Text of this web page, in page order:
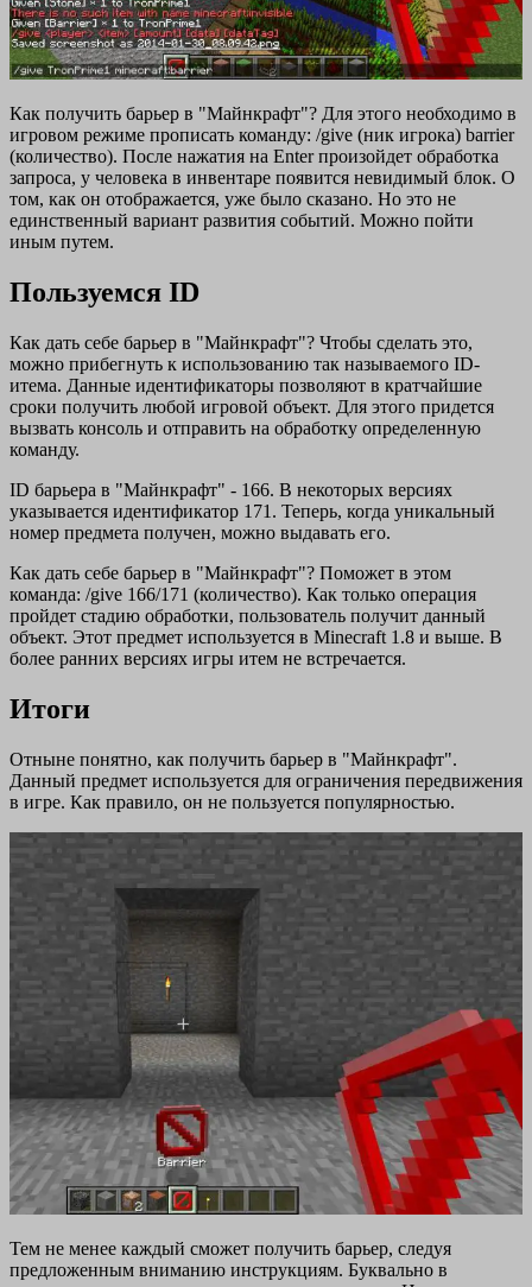
Как получить барьер в "Майнкрафт"? Для этого необходимо в
игровом режиме прописать команду: /give (ник игрока) barrier
(количество). После нажатия на Enter произойдет обработка
запроса, у человека в инвентаре появится невидимый блок. О
том, как он отображается, уже было сказано. Но это не
единственный вариант развития событий. Можно пойти
иным путем.
Пользуемся ID
Как дать себе барьер в "Майнкрафт"? Чтобы сделать это,
можно прибегнуть к использованию так называемого ID-
итема. Данные идентификаторы позволяют в кратчайшие
сроки получить любой игровой объект. Для этого придется
вызвать консоль и отправить на обработку определенную
команду.
ID барьера в "Майнкрафт" - 166. В некоторых версиях
указывается идентификатор 171. Теперь, когда уникальный
номер предмета получен, можно выдавать его.
Как дать себе барьер в "Майнкрафт"? Поможет в этом
команда: /give 166/171 (количество). Как только операция
пройдет стадию обработки, пользователь получит данный
объект. Этот предмет используется в Minecraft 1.8 и выше. В
более ранних версиях игры итем не встречается.
Итоги
Отныне понятно, как получить барьер в "Майнкрафт".
Данный предмет используется для ограничения передвижения
в игре. Как правило, он не пользуется популярностью.
Тем не менее каждый сможет получить барьер, следуя
предложенным вниманию инструкциям. Буквально в